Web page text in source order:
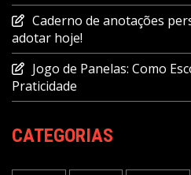
Caderno de anotações
adotar hoje!
Jogo de Panelas: Como
Praticidade
CATEGORIAS